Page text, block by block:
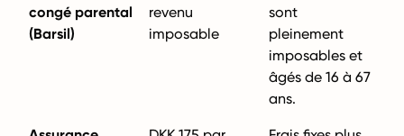
congé parental
(Barsil)
revenu
imposable
sont
pleinement
imposables et
âgés de 16 à 67
ans.